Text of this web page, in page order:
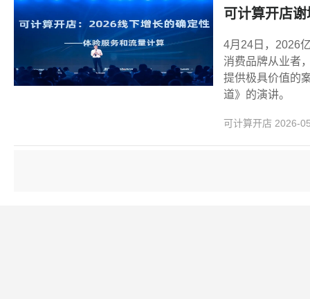
可计算开店
4月24日，2026
消费品牌从业者
提供极具价值的
道》的演讲。
可计算开店 2026-